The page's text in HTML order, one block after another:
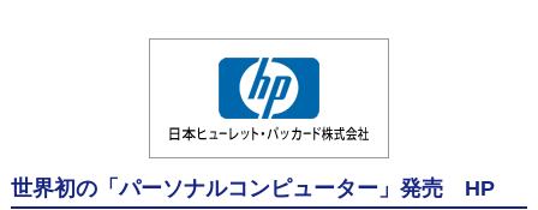
世界初の「パーソナルコンピューター」発売 HP